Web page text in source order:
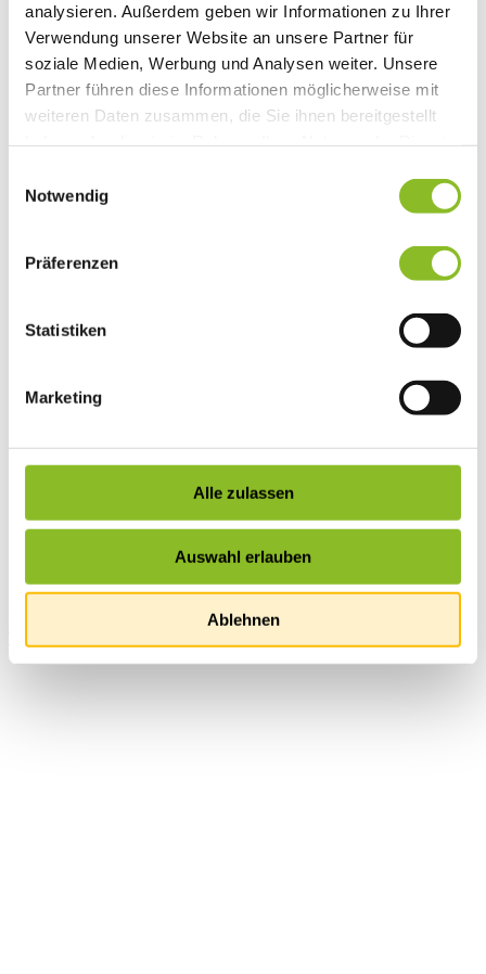
analysieren. Außerdem geben wir Informationen zu Ihrer
Verwendung unserer Website an unsere Partner für
soziale Medien, Werbung und Analysen weiter. Unsere
Partner führen diese Informationen möglicherweise mit
weiteren Daten zusammen, die Sie ihnen bereitgestellt
Notwendig
Präferenzen
Statistiken
Marketing
Alle zulassen
Auswahl erlauben
Ablehnen
Kindertagesbetreuung Panama